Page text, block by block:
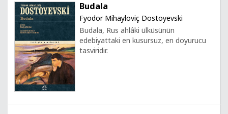
Budala
Fyodor Mihayloviç Dostoyevski
Budala, Rus ahlâki ülküsünün
edebiyattaki en kusursuz, en doyurucu
tasviridir.